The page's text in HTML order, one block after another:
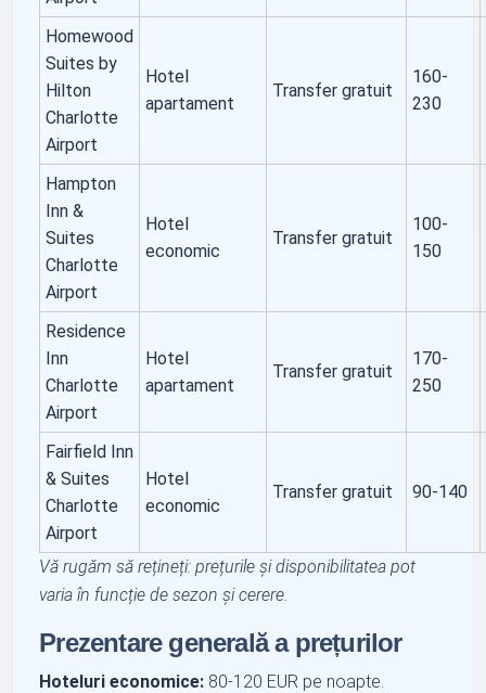
Homewood
Suites by
Hilton
Charlotte
Airport
Hotel
apartament
Transfer gratuit
160-
230
Hampton
Inn &
Suites
Charlotte
Airport
Hotel
economic
Transfer gratuit
100-
150
Residence
Inn
Charlotte
Airport
Hotel
apartament
Transfer gratuit
170-
250
Fairfield Inn
& Suites
Charlotte
Airport
Hotel
economic
Transfer gratuit 90-140
Vă rugăm să rețineți: prețurile și disponibilitatea pot
varia în funcție de sezon și cerere.
Prezentare generală a prețurilor
Hoteluri economice: 80-120 EUR pe noapte.